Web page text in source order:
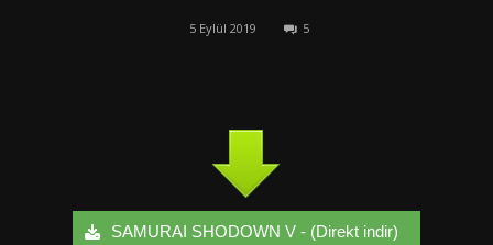
5 Eylül 2019 5
SAMURAI SHODOWN V - (Direkt indir)